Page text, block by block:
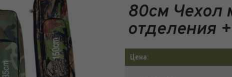
80см Чехол
отделения
Цена: